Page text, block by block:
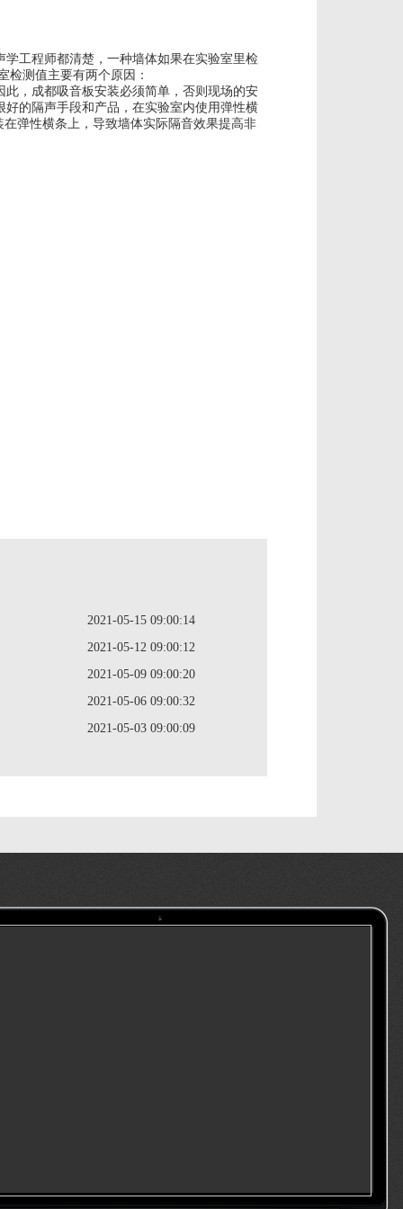
工程师都清楚，一种墙体如果在实验室里检
检测值主要有两个原因：
，成都吸音板安装必须简单，否则现场的安
的隔声手段和产品，在实验室内使用弹性横
弹性横条上，导致墙体实际隔音效果提高非
2021-05-15 09:00:14
2021-05-12 09:00:12
2021-05-09 09:00:20
2021-05-06 09:00:32
2021-05-03 09:00:09